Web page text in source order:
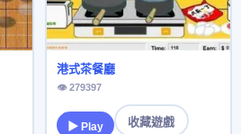
港式茶餐廳
👁 279397
▶ Play 收藏遊戲